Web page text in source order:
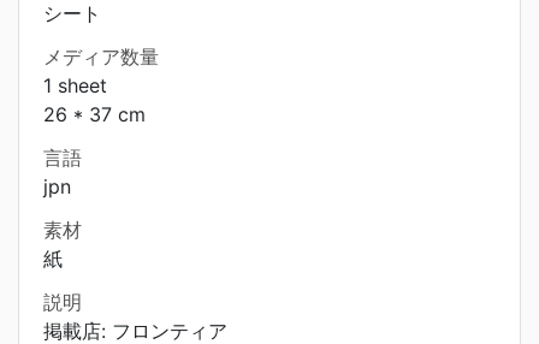
シート
メディア数量
1 sheet
26 * 37 cm
言語
jpn
素材
紙
説明
掲載店: フロンティア